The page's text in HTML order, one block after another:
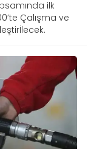
ilk
Çalışma ve